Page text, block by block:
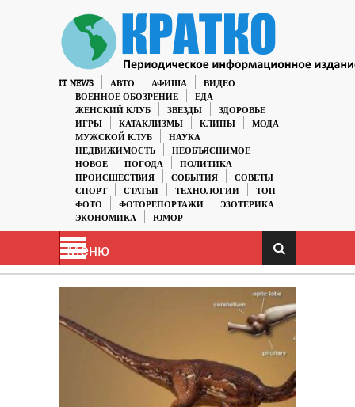
IT NEWS АВТО АФИША
ВИДЕО
ВОЕННОЕ ОБОЗРЕНИЕ
ЕДА
ЖЕНСКИЙ КЛУБ
ЗВЕЗДЫ
ЗДОРОВЬЕ
ИГРЫ
КАТАКЛИЗМЫ КЛИПЫ
МОДА
МУЖСКОЙ КЛУБ
НАУКА
НЕДВИЖИМОСТЬ
НЕОБЪЯСНИМОЕ
НОВОЕ
ПОГОДА
ПОЛИТИКА
ПРОИСШЕСТВИЯ
СОБЫТИЯ
СОВЕТЫ
СПОРТ
СТАТЬИ ТЕХНОЛОГИИ
ТОП
ФОТО
ФОТОРЕПОРТАЖИ
ЭЗОТЕРИКА
ЭКОНОМИКА
ЮМОР
Меню